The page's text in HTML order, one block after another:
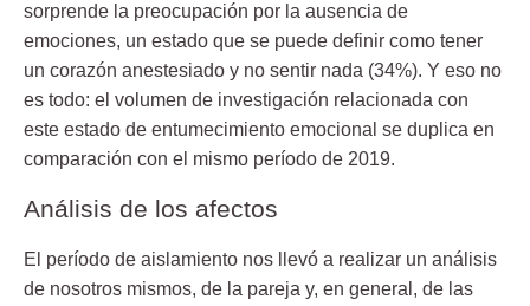
sorprende la preocupación por la ausencia de
emociones, un estado que se puede definir como tener
un corazón anestesiado y no sentir nada (34%). Y eso no
es todo: el volumen de investigación relacionada con
este estado de entumecimiento emocional se duplica en
comparación con el mismo período de 2019.
Análisis de los afectos
El período de aislamiento nos llevó a realizar un análisis
de nosotros mismos, de la pareja y, en general, de las